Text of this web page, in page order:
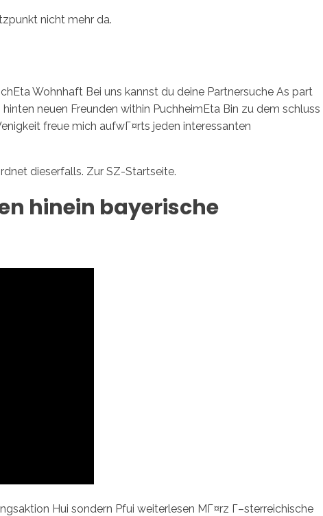
nicht mehr da.
Wohnhaft Bei uns kannst du deine Partnersuche As part
neuen Freunden within PuchheimEta Bin zu dem schluss
freue mich aufwГ¤rts jeden interessanten
dieserfalls. Zur SZ-Startseite.
hinein bayerische
Hui sondern Pfui weiterlesen MГ¤rz Г–sterreichische